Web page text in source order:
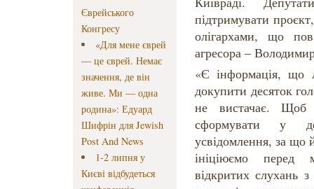
Єврейського
Конгресу
«Для мене єврей
— це єврей. Немає
значення, де він
живе. Ми — одна
родина»: Едуард
Шифрін для Jewish
Post And News
1-2 липня у
Києві відбудеться
підтримувати
олігархами, що
агресора –
«Є інформація, що
докупити десяток
не вистачає. Щоб
сформувати у
усвідомлення, за що
ініціюємо перед
відкритих слухань